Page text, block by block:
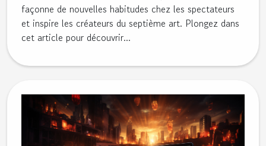
façonne de nouvelles habitudes chez les spectateurs
et inspire les créateurs du septième art. Plongez dans
cet article pour découvrir...